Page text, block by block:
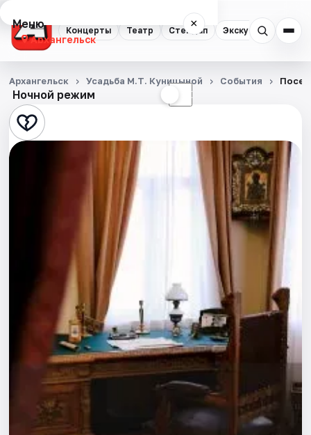
Концерты Театр Стендап Экскурсии
Меню ×
Архангельск
Концерты
Театр
Стендап
Площадки
Артисты
Рейтинги
Ночной режим ☾
Архангельск Усадьба М.Т. Куницыной События